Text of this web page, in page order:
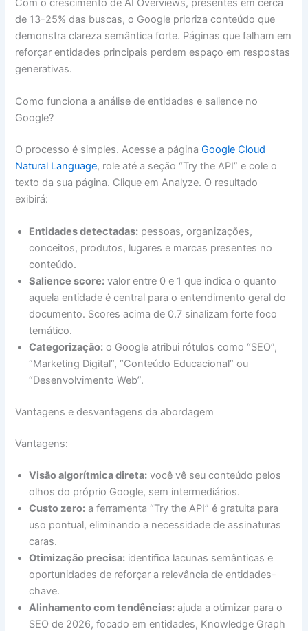
Com o crescimento de AI Overviews, presentes em cerca
de 13-25% das buscas, o Google prioriza conteúdo que
demonstra clareza semântica forte. Páginas que falham em
reforçar entidades principais perdem espaço em respostas
generativas.
Como funciona a análise de entidades e salience no
Google?
O processo é simples. Acesse a páginaGoogle Cloud
Natural Language, role até a seção “Try the API” e cole o
texto da sua página. Clique em Analyze. O resultado
exibirá:
Entidades detectadas: pessoas, organizações,
conceitos, produtos, lugares e marcas presentes no
conteúdo.
Salience score: valor entre 0 e 1 que indica o quanto
aquela entidade é central para o entendimento geral do
documento. Scores acima de 0.7 sinalizam forte foco
temático.
Categorização: o Google atribui rótulos como “SEO”,
“Marketing Digital”, “Conteúdo Educacional” ou
“Desenvolvimento Web”.
Vantagens e desvantagens da abordagem
Vantagens:
Visão algorítmica direta: você vê seu conteúdo pelos
olhos do próprio Google, sem intermediários.
Custo zero: a ferramenta “Try the API” é gratuita para
uso pontual, eliminando a necessidade de assinaturas
caras.
Otimização precisa: identifica lacunas semânticas e
oportunidades de reforçar a relevância de entidades-
chave.
Alinhamento com tendências: ajuda a otimizar para o
SEO de 2026, focado em entidades, Knowledge Graph